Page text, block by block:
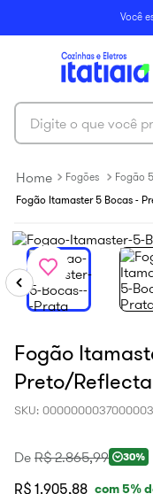
Você
Digite o que você
Fogões
Fogão
Fogão Itamaster 5 Bocas -
Fogão
Preto/Reflecta
SKU:
De R$ 2.865,99 30%
R$ 1.905,88 com5%
paneleiro
new premium
9º
armário
florença cristal